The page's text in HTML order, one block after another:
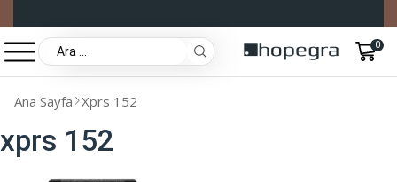
0
Ana Sayfa Xprs 152
xprs 152